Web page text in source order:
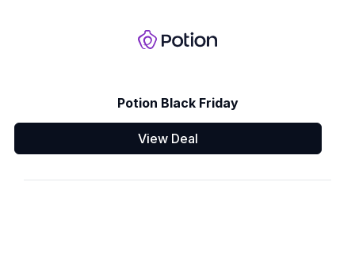
Potion Black Friday
View Deal